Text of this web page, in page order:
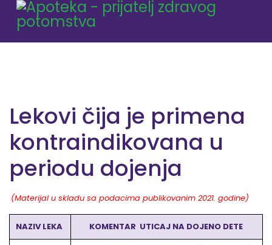
Lekovi čija je primena
kontraindikovana u
periodu dojenja
(Materijal u skladu sa podacima publikovanim 2021. godine)
NAZIV LEKA KOMENTAR UTICAJ NA DOJENO DETE